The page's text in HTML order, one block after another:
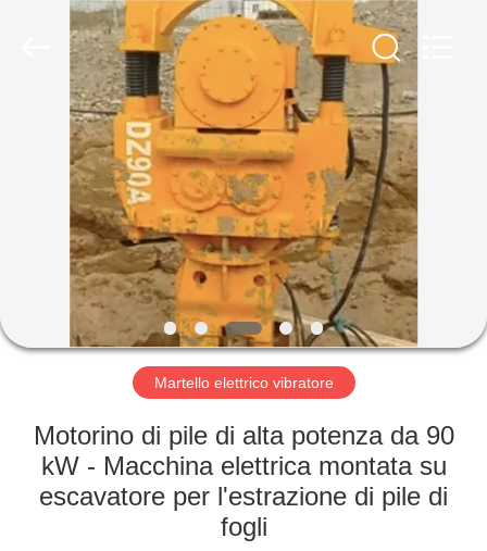
CASA
PRODOTTI
MANIFESTAZIONE
VR
NOI
GIRO
Martello elettrico vibratore
Motorino di pile di alta potenza da 90
kW - Macchina elettrica montata su
escavatore per l'estrazione di pile di
fogli